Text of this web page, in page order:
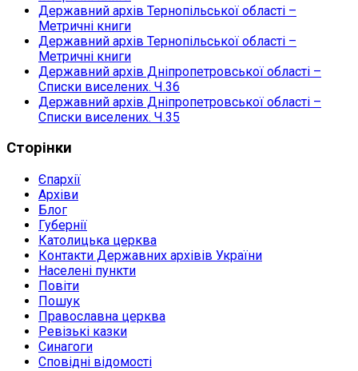
Державний архів Тернопільської області –
Метричні книги
Державний архів Тернопільської області –
Метричні книги
Державний архів Дніпропетровської області –
Списки виселених. Ч.36
Державний архів Дніпропетровської області –
Списки виселених. Ч.35
Сторінки
Єпархії
Архіви
Блог
Губернії
Католицька церква
Контакти Державних архівів України
Населені пункти
Повіти
Пошук
Православна церква
Ревізькі казки
Синагоги
Сповідні відомості